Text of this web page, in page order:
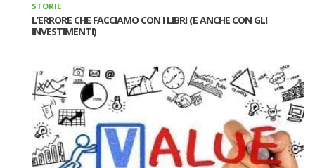
STORIE
L’ERRORE CHE FACCIAMO CON I LIBRI (E ANCHE CON GLI
INVESTIMENTI)